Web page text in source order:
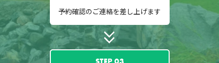
予約確認のご連絡を差し上げます